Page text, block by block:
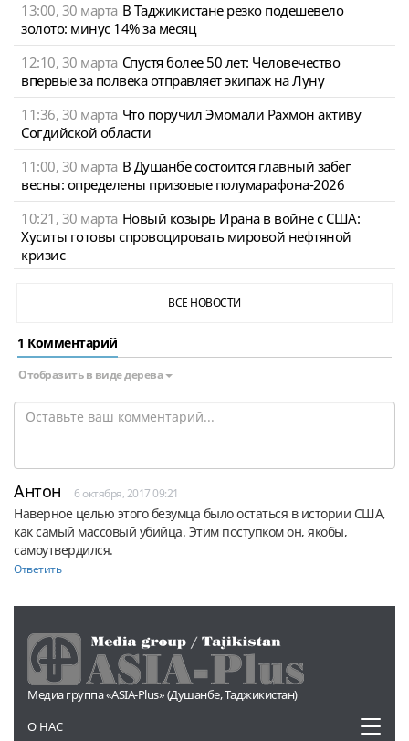
13:00, 30 марта В Таджикистане резко подешевело
золото: минус 14% за месяц
12:10, 30 марта Спустя более 50 лет: Человечество
впервые за полвека отправляет экипаж на Луну
11:36, 30 марта Что поручил Эмомали Рахмон активу
Согдийской области
11:00, 30 марта В Душанбе состоится главный забег
весны: определены призовые полумарафона-2026
10:21, 30 марта Новый козырь Ирана в войне с США:
Хуситы готовы спровоцировать мировой нефтяной
кризис
ВСЕ НОВОСТИ
1 Комментарий
Отобразить в виде дерева
Антон 6 октября, 2017 09:21
Наверное целью этого безумца было остаться в истории США,
как самый массовый убийца. Этим поступком он, якобы,
самоутвердился.
Ответить
Медиа группа «ASIA-Plus» (Душанбе, Таджикистан)
О НАС